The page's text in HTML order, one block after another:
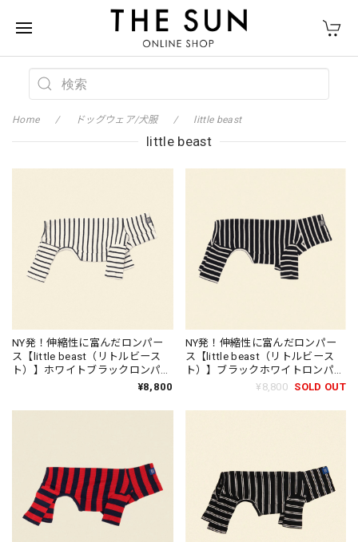
Home ドッグウェア/犬服 little beast
little beast
NY発！伸縮性に富んだロンパー
ス【little beast（リトルビース
ト）】ホワイトブラックロンパー
ス/little beast World's Your¥8,800
NY発！伸縮性に富んだロンパー
ス【little beast（リトルビース
ト）】ブラックホワイトロンパー
ス/little beast Café in Paris
¥8,800 SOLD OUT